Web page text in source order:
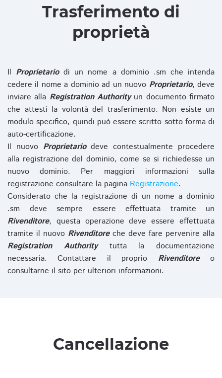
Trasferimento di
proprietà
Il Proprietariodi un nome a dominio .sm che intenda
cedere il nome a dominio ad un nuovo Proprietario, deve
inviare alla Registration Authorityun documento firmato
che attesti la volontà del trasferimento. Non esiste un
modulo specifico, quindi può essere scritto sotto forma di
auto-certificazione.
Il nuovo Proprietariodeve contestualmente procedere
alla registrazione del dominio, come se si richiedesse un
nuovo dominio. Per maggiori informazioni sulla
registrazione consultare la pagina Registrazione.
Considerato che la registrazione di un nome a dominio
.sm deve sempre essere effettuata tramite un
Rivenditore, questa operazione deve essere effettuata
tramite il nuovo Rivenditoreche deve fare pervenire alla
Registration Authoritytutta la documentazione
necessaria. Contattare il proprio Rivenditoreo
consultarne il sito per ulteriori informazioni.
Cancellazione